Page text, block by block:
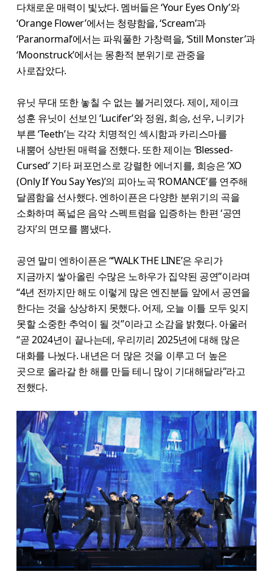
다채로운 매력이 빛났다. 멤버들은 ‘Your Eyes Only’와
‘Orange Flower’에서는 청량함을, ‘Scream’과
‘Paranormal’에서는 파워풀한 가창력을, ‘Still Monster’과
‘Moonstruck’에서는 몽환적 분위기로 관중을
사로잡았다.
유닛 무대 또한 놓칠 수 없는 볼거리였다. 제이, 제이크
성훈 유닛이 선보인 ‘Lucifer’와 정원, 희승, 선우, 니키가
부른 ‘Teeth’는 각각 치명적인 섹시함과 카리스마를
내뿜어 상반된 매력을 전했다. 또한 제이는 ‘Blessed-
Cursed’ 기타 퍼포먼스로 강렬한 에너지를, 희승은 ‘XO
(Only If You Say Yes)’의 피아노곡 ‘ROMANCE’를 연주해
달콤함을 선사했다. 엔하이픈은 다양한 분위기의 곡을
소화하며 폭넓은 음악 스펙트럼을 입증하는 한편 ‘공연
강자’의 면모를 뽐냈다.
공연 말미 엔하이픈은 “‘WALK THE LINE’은 우리가
지금까지 쌓아올린 수많은 노하우가 집약된 공연”이라며
“4년 전까지만 해도 이렇게 많은 엔진분들 앞에서 공연을
한다는 것을 상상하지 못했다. 어제, 오늘 이틀 모두 잊지
못할 소중한 추억이 될 것”이라고 소감을 밝혔다. 아울러
“곧 2024년이 끝나는데, 우리끼리 2025년에 대해 많은
대화를 나눴다. 내년은 더 많은 것을 이루고 더 높은
곳으로 올라갈 한 해를 만들 테니 많이 기대해달라”라고
전했다.